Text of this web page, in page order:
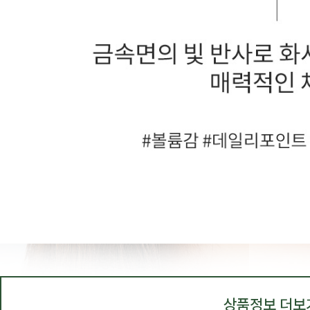
상품정보 더보